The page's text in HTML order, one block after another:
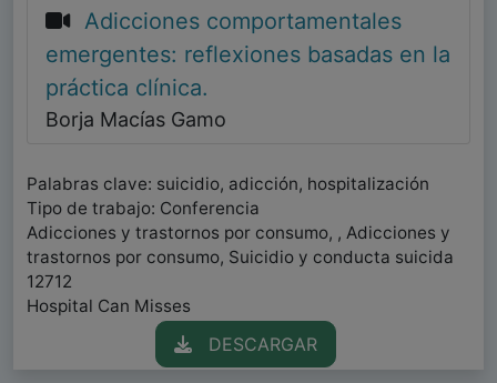
Adicciones comportamentales
emergentes: reflexiones basadas en la
práctica clínica.
Borja Macías Gamo
Palabras clave: suicidio, adicción, hospitalización
Tipo de trabajo: Conferencia
Adicciones y trastornos por consumo, , Adicciones y
trastornos por consumo, Suicidio y conducta suicida
12712
Hospital Can Misses
DESCARGAR